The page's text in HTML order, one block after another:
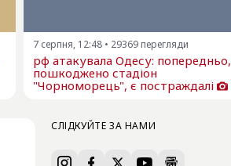
7 серпня, 12:48 • 29369 перегляди
рф атакувала Одесу: попередньо,
пошкоджено стадіон
"Чорноморець", є постраждалі
СЛІДКУЙТЕ ЗА НАМИ